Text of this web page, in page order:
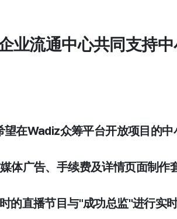
业流通中心共同支持
在Wadiz众筹平台开放项目的中
体广告、手续费及详情页面制作
的直播节目与"成功总监"进行实